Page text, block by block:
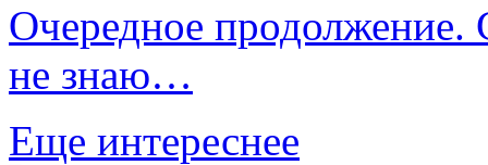
Очередное продолжение.
не знаю…
Еще интереснее